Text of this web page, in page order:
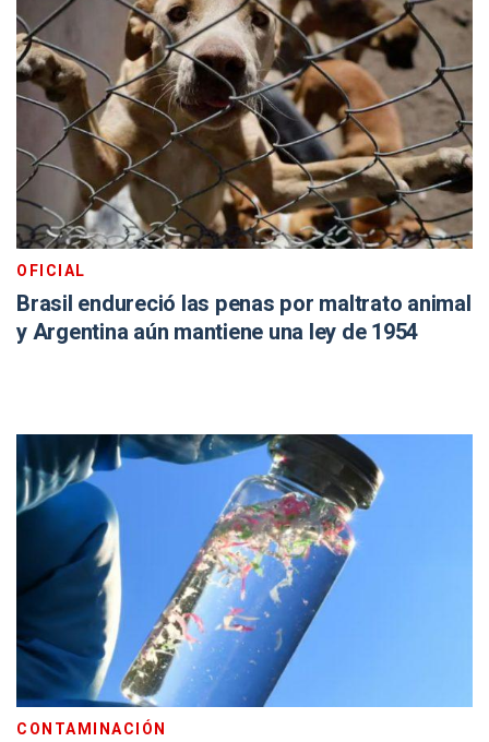
OFICIAL
Brasil endureció las penas por maltrato animal
y Argentina aún mantiene una ley de 1954
CONTAMINACIÓN